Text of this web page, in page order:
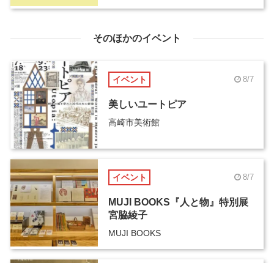
そのほかのイベント
イベント 8/7
美しいユートピア
高崎市美術館
イベント 8/7
MUJI BOOKS『人と物』特別展
宮脇綾子
MUJI BOOKS